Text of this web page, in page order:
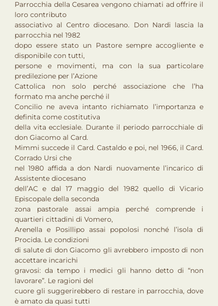
Parrocchia della Cesarea vengono chiamati ad offrire il
loro contributo
associativo al Centro diocesano. Don Nardi lascia la
parrocchia nel 1982
dopo essere stato un Pastore sempre accogliente e
disponibile con tutti,
persone e movimenti, ma con la sua particolare
predilezione per l’Azione
Cattolica non solo perché associazione che l’ha
formato ma anche perché il
Concilio ne aveva intanto richiamato l’importanza e
definita come costitutiva
della vita ecclesiale. Durante il periodo parrocchiale di
don Giacomo al Card.
Mimmi succede il Card. Castaldo e poi, nel 1966, il Card.
Corrado Ursi che
nel 1980 affida a don Nardi nuovamente l’incarico di
Assistente diocesano
dell’AC e dal 17 maggio del 1982 quello di Vicario
Episcopale della seconda
zona pastorale assai ampia perché comprende i
quartieri cittadini di Vomero,
Arenella e Posillipo assai popolosi nonché l’isola di
Procida. Le condizioni
di salute di don Giacomo gli avrebbero imposto di non
accettare incarichi
gravosi: da tempo i medici gli hanno detto di “non
lavorare”. Le ragioni del
cuore gli suggerirebbero di restare in parrocchia, dove
è amato da quasi tutti